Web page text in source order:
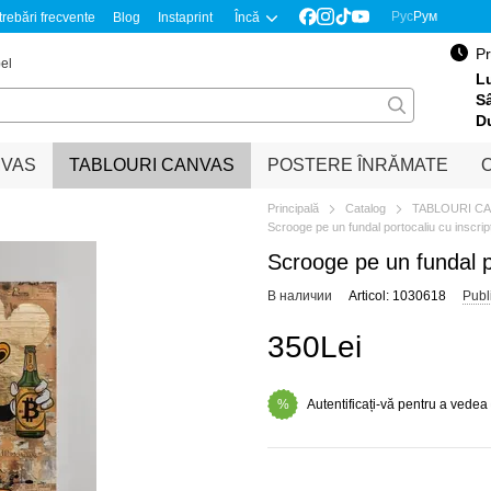
frecvente Blog Instaprint Încă РусРум
TABLOURI CANVAS POSTERE ÎNRĂMATE
Principală Catalog TABLOURI
Scrooge pe un fundal portocaliu cu
Scrooge pe un fundal
В наличии Articol: 1030618
350Lei
% Autentificați-vă pentru a